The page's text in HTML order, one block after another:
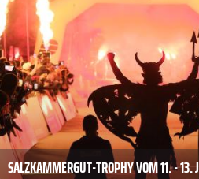
SALZKAMMERGUT-TROPHY VOM 11. -